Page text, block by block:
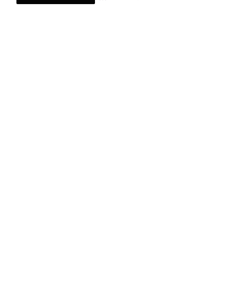
Eu li, estou ciente das condições de tratamento dos meus dados pessoais e forneço